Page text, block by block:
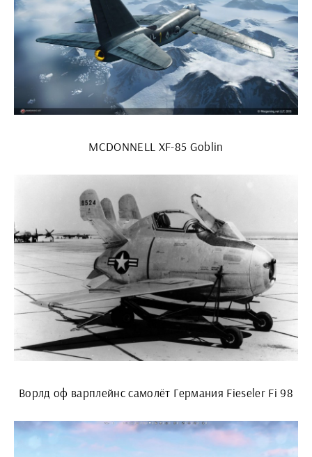
MCDONNELL XF-85 Goblin
Ворлд оф варплейнс самолёт Германия Fieseler Fi 98